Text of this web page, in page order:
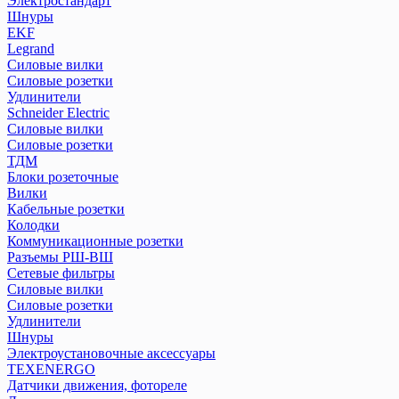
Реле контроля уровня серии РКУ
Реле контроля фаз/напряжения
Реле промежуточные РЭК и разъемы РРМ
Реле температуры серии РТ
Розетки и звонки на DIN-рейку
Рубильники модульные РМ
Рубильники модульные РМВ
Рубильники РКН
Рубильники РПБ
Рубильники РПС
Устройства автоматического ввода резерва АВР
Устройства защитного отклющения розеточные
ПЕРЕЙТИ В РАЗДЕЛ
Шнуры
EKF
Legrand
Силовые вилки
Силовые розетки
Удлинители
Schneider Electric
Силовые вилки
Силовые розетки
ТДМ
Блоки розеточные
Вилки
Кабельные розетки
Колодки
Коммуникационные розетки
Разъемы РШ-ВШ
Сетевые фильтры
Силовые вилки
Силовые розетки
Удлинители
Шнуры
Электроустановочные аксессуары
TEXENERGO
Датчики движения, фотореле